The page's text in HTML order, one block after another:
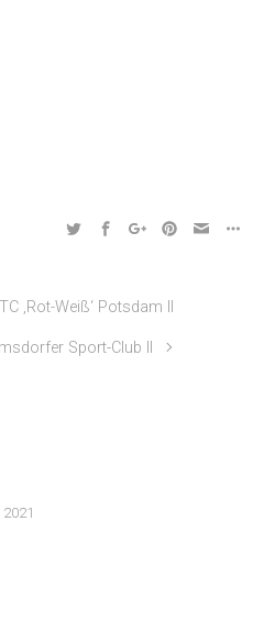
‚Rot-Weiß‘ Potsdam II
Sport-Club II